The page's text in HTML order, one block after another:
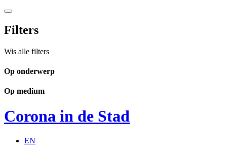
Filters
Wis alle filters
Op onderwerp
Op medium
Corona in de Stad
EN